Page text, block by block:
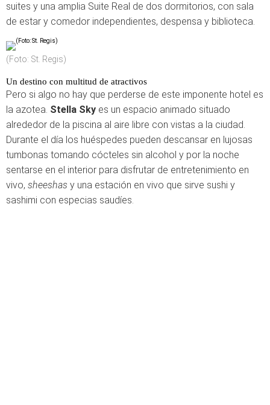
suites y una amplia Suite Real de dos dormitorios, con sala
de estar y comedor independientes, despensa y biblioteca.
(Foto: St. Regis)
Un destino con multitud de atractivos
Pero si algo no hay que perderse de este imponente hotel es
la azotea. Stella Sky es un espacio animado situado
alrededor de la piscina al aire libre con vistas a la ciudad.
Durante el día los huéspedes pueden descansar en lujosas
tumbonas tomando cócteles sin alcohol y por la noche
sentarse en el interior para disfrutar de entretenimiento en
vivo, sheeshas y una estación en vivo que sirve sushi y
sashimi con especias saudíes.